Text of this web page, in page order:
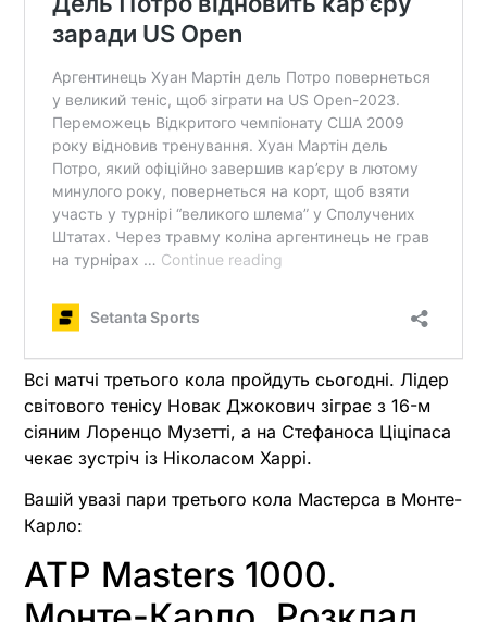
Всі матчі третього кола пройдуть сьогодні. Лідер
світового тенісу Новак Джокович зіграє з 16-м
сіяним Лоренцо Музетті, а на Стефаноса Ціціпаса
чекає зустріч із Ніколасом Харрі.
Вашій увазі пари третього кола Мастерса в Монте-
Карло:
ATP Masters 1000.